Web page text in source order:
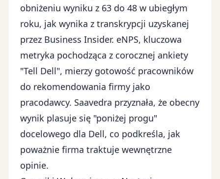
obniżeniu wyniku z 63 do 48 w ubiegłym
roku, jak wynika z transkrypcji uzyskanej
przez Business Insider. eNPS, kluczowa
metryka pochodząca z corocznej ankiety
"Tell Dell", mierzy gotowość pracowników
do rekomendowania firmy jako
pracodawcy. Saavedra przyznała, że obecny
wynik plasuje się "poniżej progu"
docelowego dla Dell, co podkreśla, jak
poważnie firma traktuje wewnętrzne
opinie.